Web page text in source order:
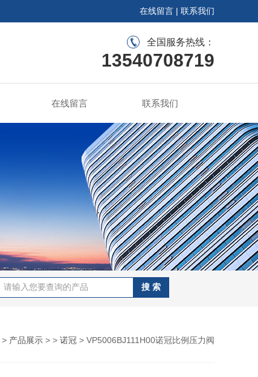
在线留言 | 联系我们
全国服务热线：
13540708719
在线留言 联系我们
> 产品展示 > > 诺冠 > VP5006BJ111H00诺冠比例压力阀